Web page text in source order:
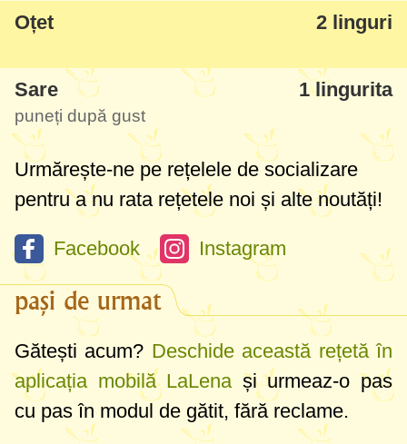
Oțet 2 linguri
Sare 1 lingurita
puneți după gust
Urmărește-ne pe rețelele de socializare
pentru a nu rata rețetele noi și alte noutăți!
Facebook Instagram
pași de urmat
Gătești acum? Deschide această rețetă în
aplicația mobilă LaLena și urmeaz-o pas
cu pas în modul de gătit, fără reclame.